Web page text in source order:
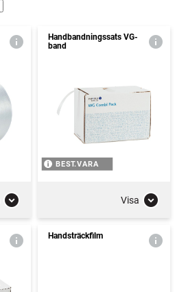
Handbandningssats VG-
band
BEST.VARA
Visa
Handsträckfilm